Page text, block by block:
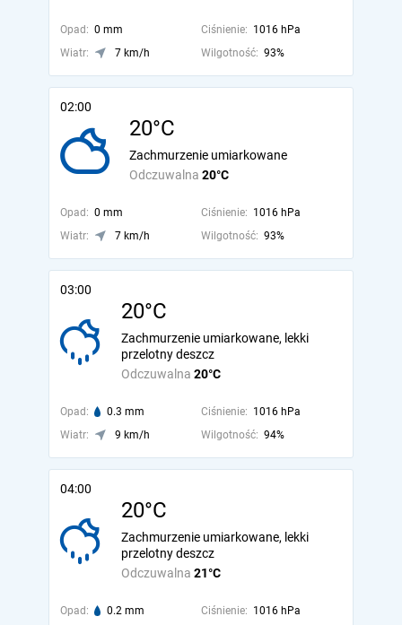
Opad: 0 mm Ciśnienie: 1016 hPa
Wiatr:
7 km/h Wilgotność: 93%
02:00
20°C
Odczuwalna 20°C
Zachmurzenie umiarkowane
Opad: 0 mm Ciśnienie: 1016 hPa
Wiatr:
7 km/h Wilgotność: 93%
03:00
20°C
Odczuwalna 20°C
Zachmurzenie umiarkowane, lekki
przelotny deszcz
Opad: 0.3 mm Ciśnienie: 1016 hPa
Wiatr:
9 km/h Wilgotność: 94%
04:00
20°C
Odczuwalna 21°C
Zachmurzenie umiarkowane, lekki
przelotny deszcz
Opad: 0.2 mm Ciśnienie: 1016 hPa